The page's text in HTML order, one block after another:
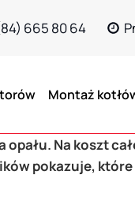
665 80 64
Montaż
Na koszt
pokazuje,